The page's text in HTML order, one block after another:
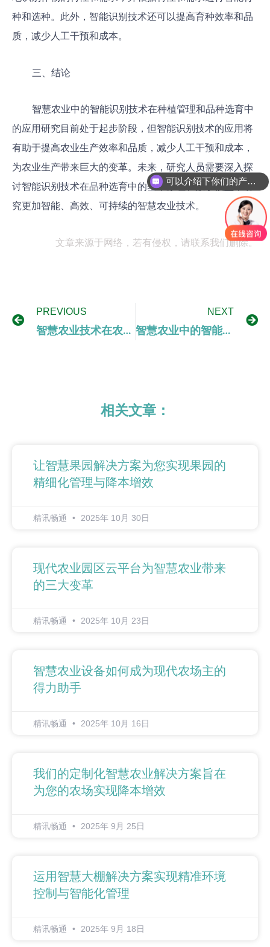
种和选种。此外，智能识别技术还可以提高育种效率和品
质，减少人工干预和成本。
三、结论
智慧农业中的智能识别技术在种植管理和品种选育中
的应用研究目前处于起步阶段，但智能识别技术的应用将
有助于提高农业生产效率和品质，减少人工干预和成本，
为农业生产带来巨大的变革。未来，研究人员需要深入探
讨智能识别技术在品种选育中的基本原理和数学模型，研
究更加智能、高效、可持续的智慧农业技术。
文章来源于网络，若有侵权，请联系我们删除。
PREVIOUS
智慧农业技术在农产品加工与农副产品利用中的应用与创新
NEXT
智慧农业中的智能气象监测技术在农业生产决策中的应用研究
相关文章：
让智慧果园解决方案为您实现果园的
精细化管理与降本增效
精讯畅通 2025年 10月 30日
现代农业园区云平台为智慧农业带来
的三大变革
精讯畅通 2025年 10月 23日
智慧农业设备如何成为现代农场主的
得力助手
精讯畅通 2025年 10月 16日
我们的定制化智慧农业解决方案旨在
为您的农场实现降本增效
精讯畅通 2025年 9月 25日
运用智慧大棚解决方案实现精准环境
控制与智能化管理
精讯畅通 2025年 9月 18日
可以介绍下你们的产品么